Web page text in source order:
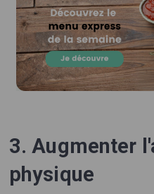
3. Augmenter
physique